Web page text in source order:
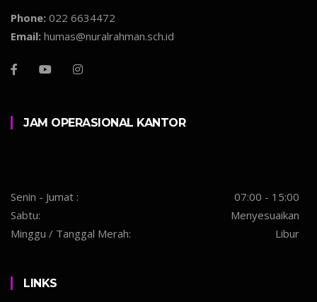
Phone: 022 6634472
Email: humas@nuralrahman.sch.id
JAM OPERASIONAL KANTOR
Senin - Jumat :
07:00 - 15:00
Sabtu:
Menyesuaikan
Minggu / Tanggal Merah:
Libur
LINKS